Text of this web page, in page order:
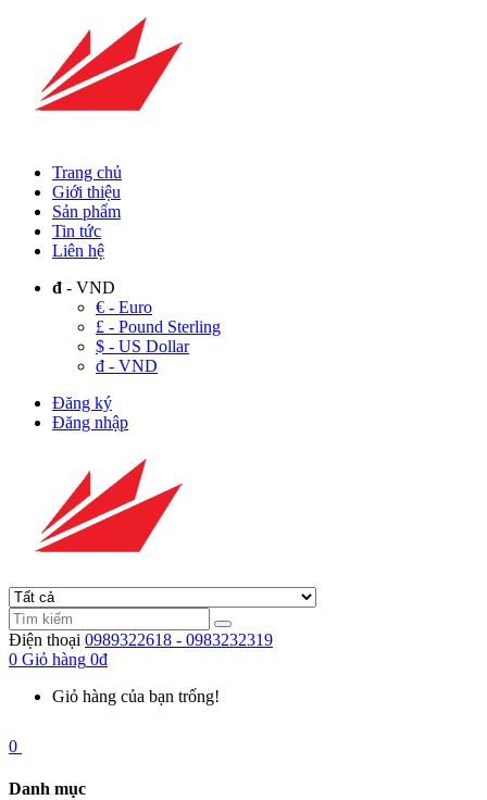
Trang chủ
Giới thiệu
Sản phẩm
Tin tức
Liên hệ
đ - VND
€ - Euro
£ - Pound Sterling
$ - US Dollar
đ - VND
Đăng ký
Đăng nhập
Điện thoại 0989322618 - 0983232319
0 Giỏ hàng 0đ
Giỏ hàng của bạn trống!
0
Danh mục